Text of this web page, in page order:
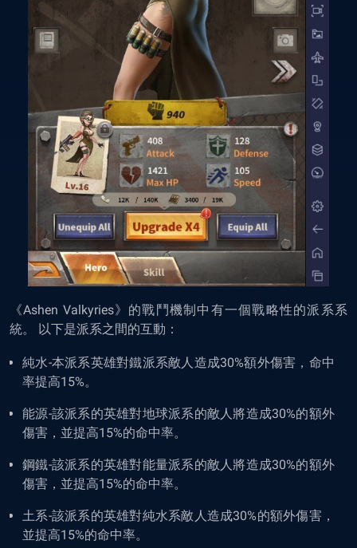
《Ashen Valkyries》的戰鬥機制中有一個戰略性的派系系
統。 以下是派系之間的互動：
純水-本派系英雄對鐵派系敵人造成30%額外傷害，命中
率提高15%。
能源-該派系的英雄對地球派系的敵人將造成30%的額外
傷害，並提高15%的命中率。
鋼鐵-該派系的英雄對能量派系的敵人將造成30%的額外
傷害，並提高15%的命中率。
土系-該派系的英雄對純水系敵人造成30%的額外傷害，
並提高15%的命中率。